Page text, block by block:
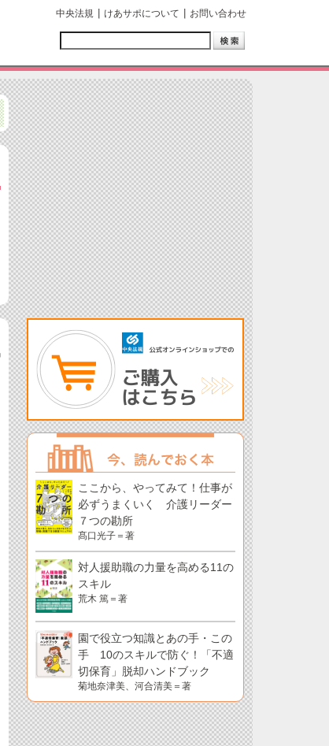
中央法規 けあサポについて お問い合わせ
ここから、やってみて！仕事が
必ずうまくいく 介護リーダー
７つの勘所
髙口光子＝著
対人援助職の力量を高める11の
スキル
荒木 篤＝著
園で役立つ知識とあの手・この
手 10のスキルで防ぐ！「不適
切保育」脱却ハンドブック
菊地奈津美、河合清美＝著